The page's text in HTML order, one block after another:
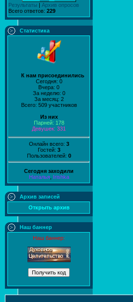
Результаты | Архив опросов
Всего ответов: 229
Статистика
К нам присоединились
Сегодня: 0
Вчера: 0
За неделю: 0
За месяц: 2
Всего: 509 участников
Из них
Парней: 178
Девушек: 331
Онлайн всего: 3
Гостей: 3
Пользователей: 0
Сегодня заходили
Наталья, Irishka
Архив записей
Открыть архив
Наш баннер
Наш баннер: